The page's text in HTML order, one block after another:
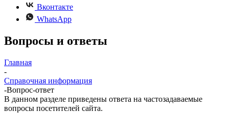
Вконтакте
WhatsApp
Вопросы и ответы
Главная
-
Справочная информация
-Вопрос-ответ
В данном разделе приведены ответа на частозадаваемые
вопросы посетителей сайта.